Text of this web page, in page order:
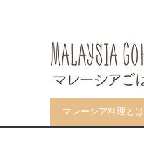
マレーシア料理とは